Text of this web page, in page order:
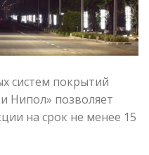
систем покрытий
Нипол» позволяет
на срок не менее 15